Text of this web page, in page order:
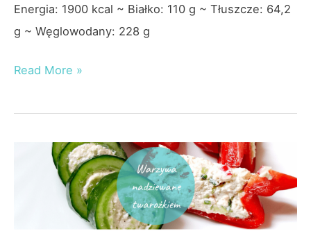
Energia: 1900 kcal ~ Białko: 110 g ~ Tłuszcze: 64,2
g ~ Węglowodany: 228 g
Darmowy
–
ekspresowy
Read More »